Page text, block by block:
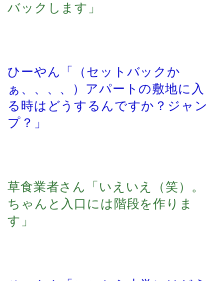
バックします」
ひーやん「（セットバックか
ぁ、、、、）アパートの敷地に入
る時はどうするんですか？ジャン
プ？」
草食業者さん「いえいえ（笑）。
ちゃんと入口には階段を作りま
す」